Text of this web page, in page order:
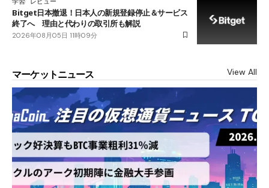
Bitget日本撤退！日本人の新規登録停止＆サービス
終了へ 理由と代わりの取引所も解説
2026年08月05日 11時09分
マーケットニュース View All